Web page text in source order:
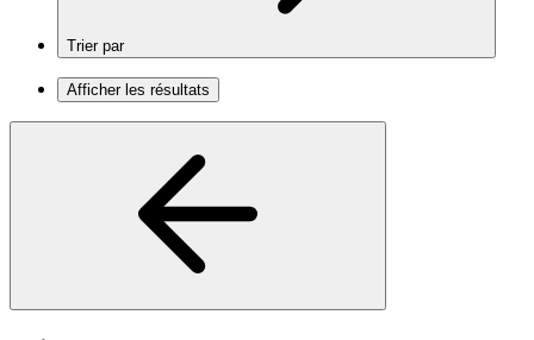
Trier par
Afficher les résultats